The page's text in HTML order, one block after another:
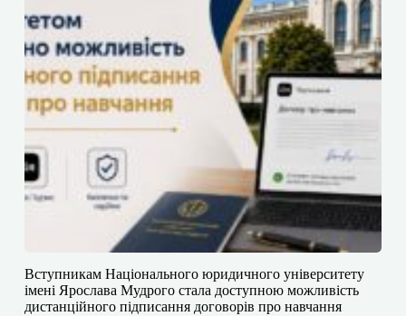
​​Вступникам Національного юридичного університету
імені Ярослава Мудрого⁠ стала доступною можливість
дистанційного підписання договорів про навчання